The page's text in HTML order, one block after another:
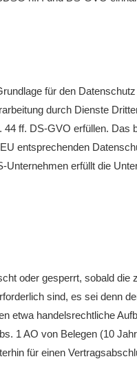
für den
durch Dienste
ff. DS-GVO erfüllen. Das
entsprechenden
erfüllt die
oder gesperrt, sobald die
sind, es sei denn
etwa handelsrechtliche
1 AO von Belegen (10
für einen